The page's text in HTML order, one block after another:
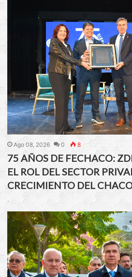
Ago 08, 2026 0 8
75 AÑOS DE FECHACO:
EL ROL DEL SECTOR
CRECIMIENTO DEL
.